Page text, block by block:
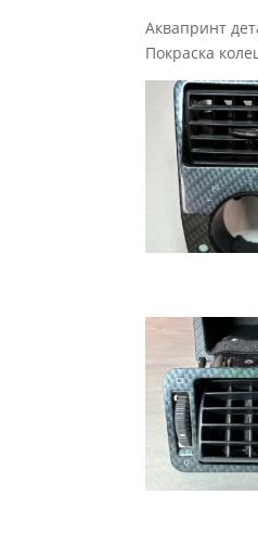
Аквапринт
Покраска